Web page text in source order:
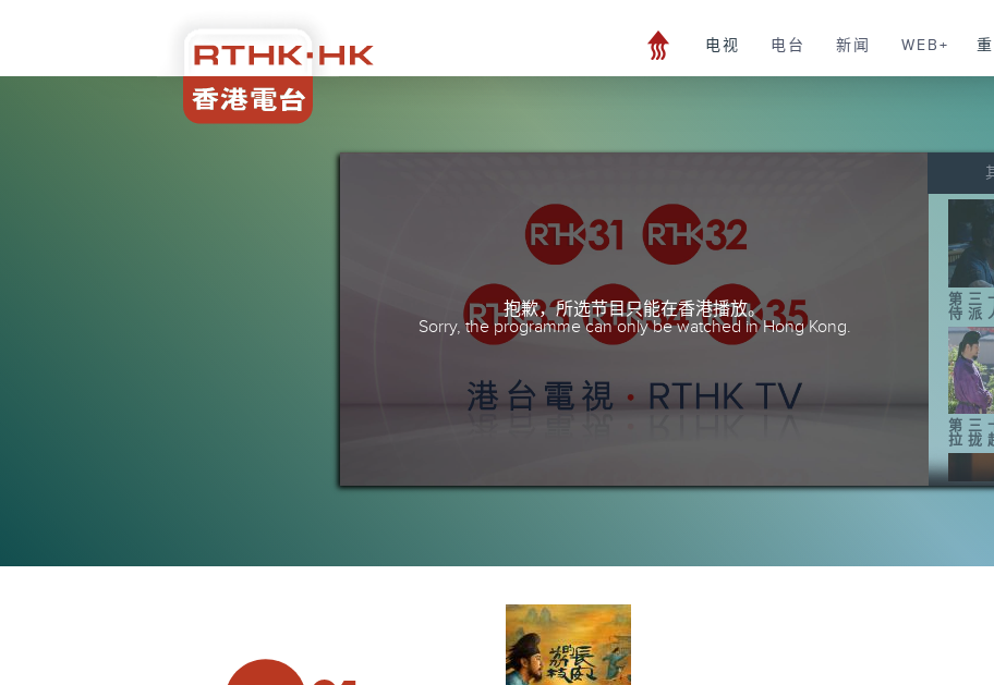
电视 电台 新闻 WEB+
抱歉，所选节目只能在香港播放。
Sorry, the programme can only be watched in Hong Kong.
第三
侍派
第三
拉拢
光赴